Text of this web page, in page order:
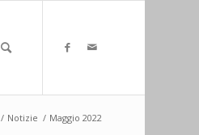
/ Notizie / Maggio 2022